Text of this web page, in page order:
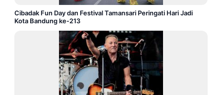
Cibadak Fun Day dan Festival Tamansari Peringati Hari Jadi
Kota Bandung ke-213